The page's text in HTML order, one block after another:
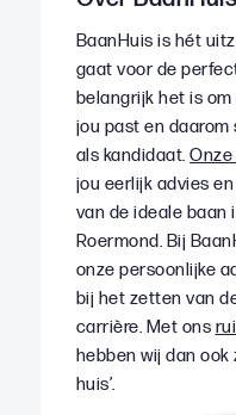
BaanHuis is hét
gaat voor de
belangrijk het is
jou past en daarom
als kandidaat.
jou eerlijk advies
van de ideale baan
Roermond. Bij
onze persoonlijke
bij het zetten van
carrière. Met ons
hebben wij dan ook
huis’.